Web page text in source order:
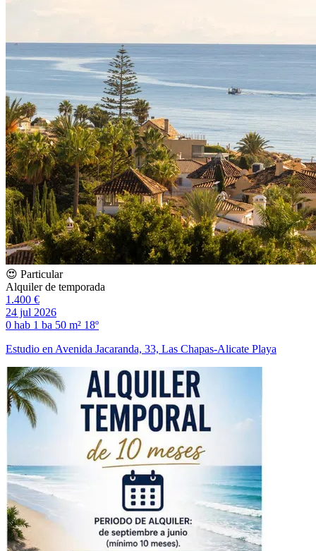
😍 Particular
Alquiler de temporada
1.400 €
24 jul 2026
0 hab 1 ba 50 m² 18º
Estudio en Avenida Jacaranda, 33, Las Chapas-Alicate Playa